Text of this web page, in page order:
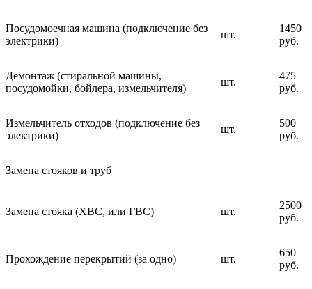
Посудомоечная машина (подключение без
электрики)
шт.
1450
руб.
Демонтаж (стиральной машины,
посудомойки, бойлера, измельчителя)
шт.
475
руб.
Измельчитель отходов (подключение без
электрики)
шт.
500
руб.
Замена стояков и труб
Замена стояка (ХВС, или ГВС) шт.
2500
руб.
Прохождение перекрытий (за одно) шт.
650
руб.